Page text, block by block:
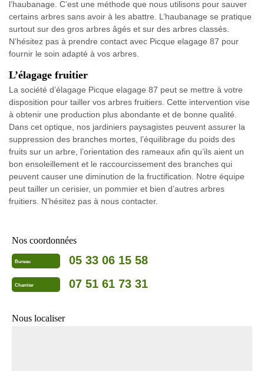
l’haubanage. C’est une méthode que nous utilisons pour sauver
certains arbres sans avoir à les abattre. L’haubanage se pratique
surtout sur des gros arbres âgés et sur des arbres classés.
N’hésitez pas à prendre contact avec Picque elagage 87 pour
fournir le soin adapté à vos arbres.
L’élagage fruitier
La société d’élagage Picque elagage 87 peut se mettre à votre
disposition pour tailler vos arbres fruitiers. Cette intervention vise
à obtenir une production plus abondante et de bonne qualité.
Dans cet optique, nos jardiniers paysagistes peuvent assurer la
suppression des branches mortes, l’équilibrage du poids des
fruits sur un arbre, l’orientation des rameaux afin qu’ils aient un
bon ensoleillement et le raccourcissement des branches qui
peuvent causer une diminution de la fructification. Notre équipe
peut tailler un cerisier, un pommier et bien d’autres arbres
fruitiers. N’hésitez pas à nous contacter.
Nos coordonnées
Bureau 05 33 06 15 58
Chantier 07 51 61 73 31
Nous localiser